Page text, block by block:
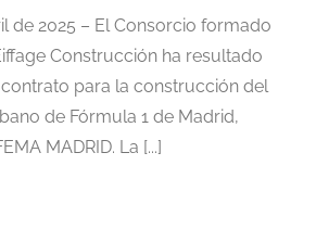
de 2025 – El Consorcio formado
Construcción ha resultado
para la construcción del
de Fórmula 1 de Madrid,
MADRID. La [...]